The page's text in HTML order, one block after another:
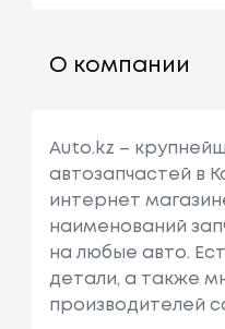
О компании
Auto.kz –
автозапчастей в
интернет
наименований
на любые авто.
детали, а также
производителей